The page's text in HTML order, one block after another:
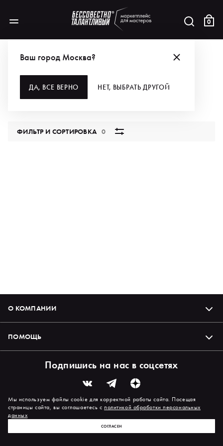
0
Ваш город Москва?
ДА, ВСЕ ВЕРНО НЕТ, ВЫБРАТЬ ДРУГОЙ
МЕБЕЛЬ
ФИЛЬТР И СОРТИРОВКА0
О КОМПАНИИ
ПОМОЩЬ
Подпишись на нас в соцсетях
Мы используем файлы cookie для корректной работы сайта. Посещая
страницы сайта, вы соглашаетесь сполитикой обработки персональных
данных
СОГЛАСЕН